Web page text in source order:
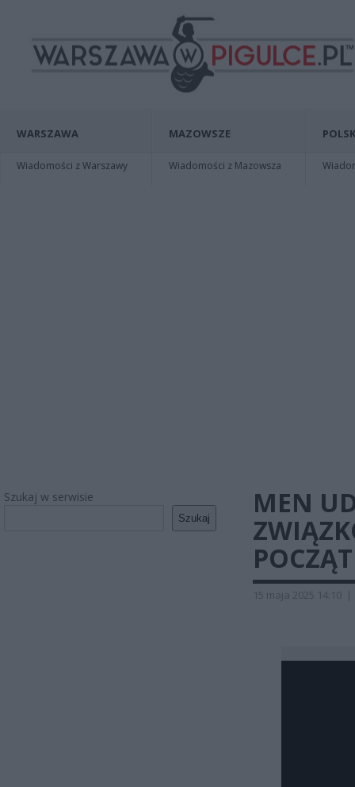
WARSZAWA
Wiadomości z Warszawy
MAZOWSZE
Wiadomości z Mazowsza
Szukaj w serwisie
Szukaj
MEN
15 maja 2025 14:10 |